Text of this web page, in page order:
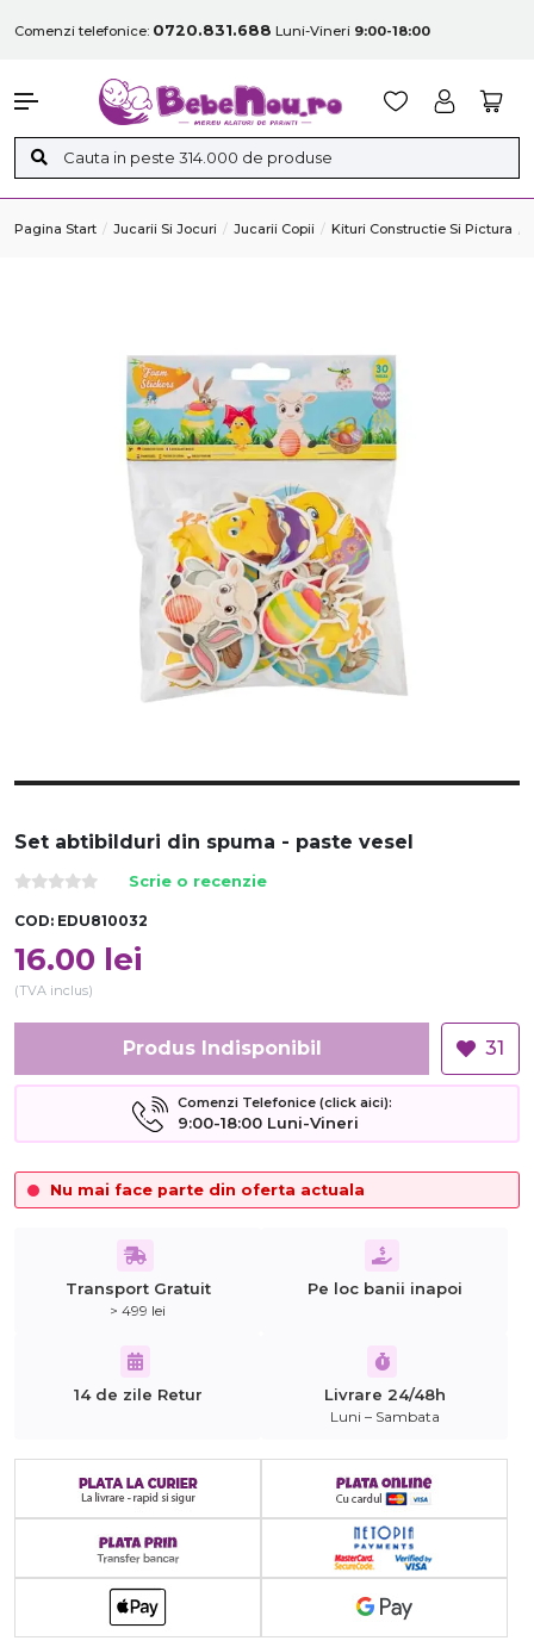
Comenzi telefonice: 0720.831.688 Luni-Vineri 9:00-18:00
Pagina Start Jucarii Si Jocuri Jucarii Copii Kituri Constructie Si Pictura
Set abtibilduri din spuma - paste vesel
Scrie o recenzie
COD: EDU810032
16.00 lei
(TVA inclus)
Produs Indisponibil 31
Comenzi Telefonice (click aici):
9:00-18:00 Luni-Vineri
Nu mai face parte din oferta actuala
Transport Gratuit
> 499 lei
Pe loc banii inapoi
14 de zile Retur Livrare 24/48h
Luni – Sambata